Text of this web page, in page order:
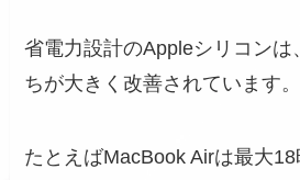
省電力設計のAppleシリコンは
ちが大きく改善されています。
たとえばMacBook Airは最大18